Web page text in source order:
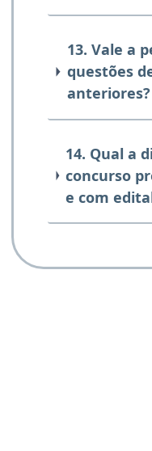
13. Vale a
questões
anteriores?
14. Qual a
concurso
e com